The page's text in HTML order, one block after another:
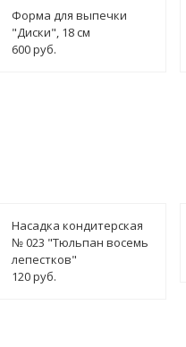
Форма для выпечки
"Диски", 18 см
600 руб.
Насадка кондитерская
№ 023 "Тюльпан восемь
лепестков"
120 руб.